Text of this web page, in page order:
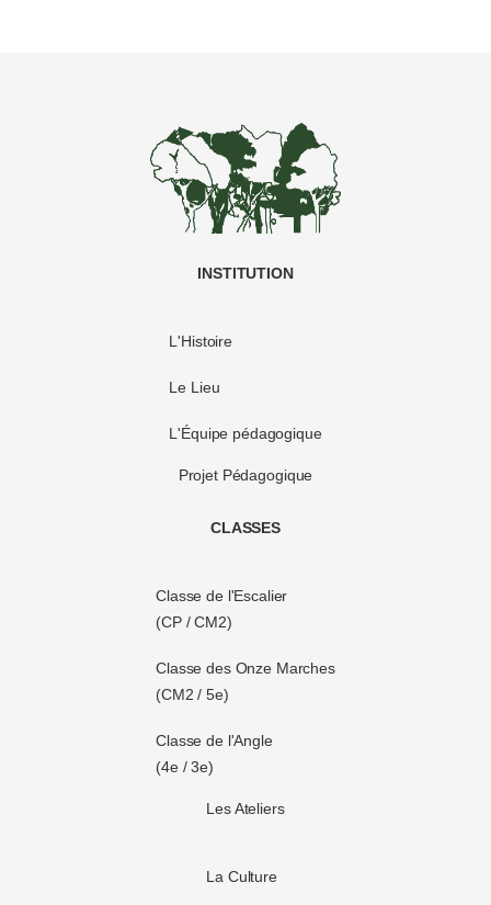
INSTITUTION
L'Histoire
Le Lieu
L'Équipe pédagogique
Projet Pédagogique
CLASSES
Classe de l'Escalier
(CP / CM2)
Classe des Onze Marches
(CM2 / 5e)
Classe de l'Angle
(4e / 3e)
Les Ateliers
La Culture